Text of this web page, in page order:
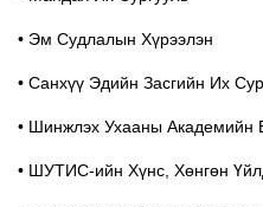
• Эм Судлалын Хүрээлэн
• Санхүү Эдийн Засгийн Их
• Шинжлэх Ухааны Академийн
• ШУТИС-ийн Хүнс, Хөнгөн